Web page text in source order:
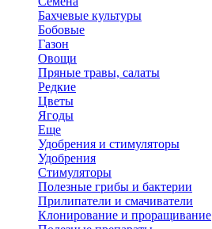
Бахчевые культуры
Бобовые
Газон
Овощи
Пряные травы, салаты
Редкие
Цветы
Ягоды
Еще
Удобрения и стимуляторы
Удобрения
Стимуляторы
Полезные грибы и бактерии
Прилипатели и смачиватели
Клонирование и проращивание